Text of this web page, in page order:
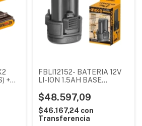
+
FBLI12152- BATERIA 12V
LI-ION 1.5AH BASE
$48.597,09
$46.167,24 con
Transferencia